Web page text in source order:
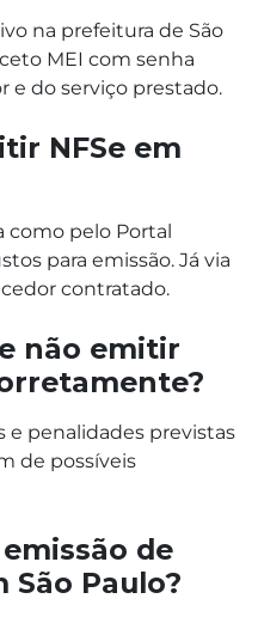
na prefeitura de São
MEI com senha
e do serviço prestado.
NFSe em
pelo Portal
para emissão. Já via
contratado.
não emitir
e penalidades previstas
de possíveis
de
São Paulo?